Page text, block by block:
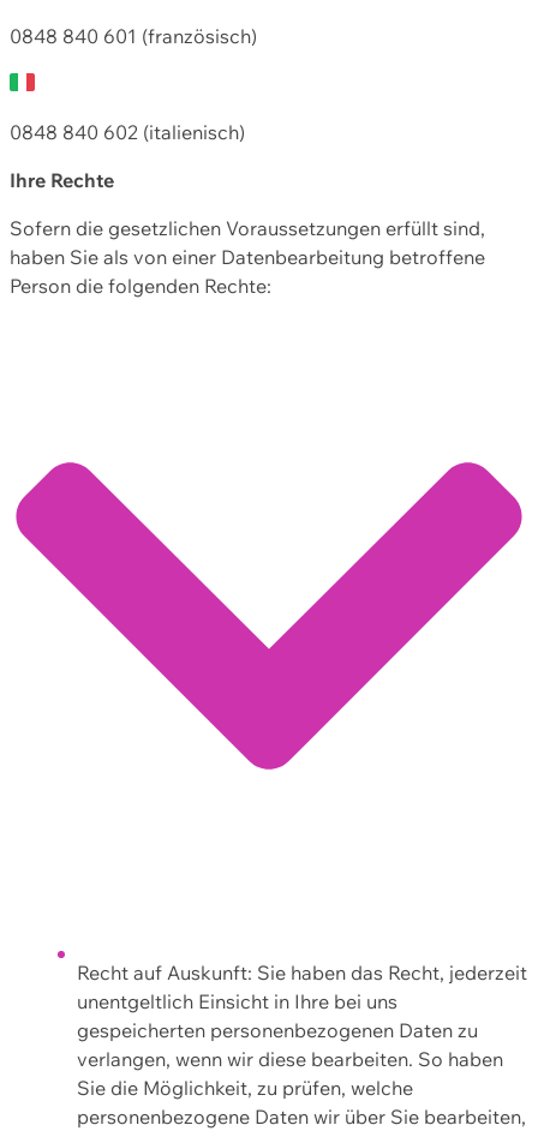
0848 840 601 (französisch)
0848 840 602 (italienisch)
Ihre Rechte
Sofern die gesetzlichen Voraussetzungen erfüllt sind,
haben Sie als von einer Datenbearbeitung betroffene
Person die folgenden Rechte:
Recht auf Auskunft: Sie haben das Recht, jederzeit
unentgeltlich Einsicht in Ihre bei uns
gespeicherten personenbezogenen Daten zu
verlangen, wenn wir diese bearbeiten. So haben
Sie die Möglichkeit, zu prüfen, welche
personenbezogene Daten wir über Sie bearbeiten,